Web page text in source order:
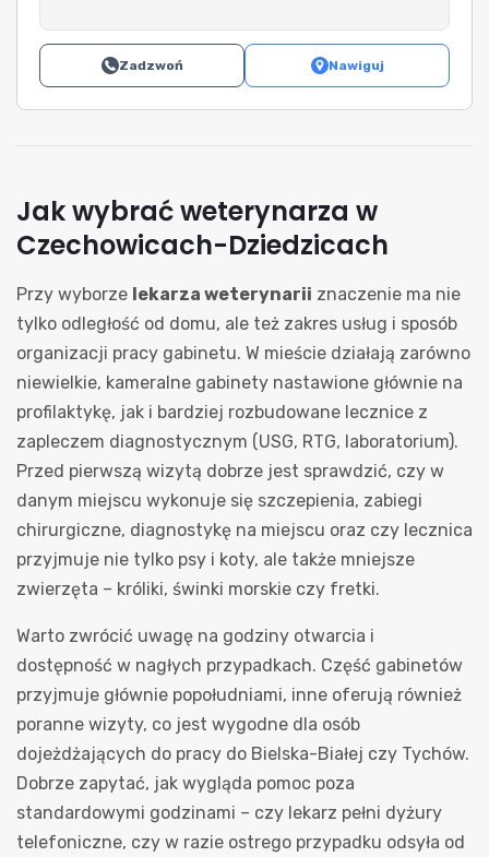
Zadzwoń Nawiguj
Jak wybrać weterynarza w
Czechowicach-Dziedzicach
Przy wyborze lekarza weterynarii znaczenie ma nie
tylko odległość od domu, ale też zakres usług i sposób
organizacji pracy gabinetu. W mieście działają zarówno
niewielkie, kameralne gabinety nastawione głównie na
profilaktykę, jak i bardziej rozbudowane lecznice z
zapleczem diagnostycznym (USG, RTG, laboratorium).
Przed pierwszą wizytą dobrze jest sprawdzić, czy w
danym miejscu wykonuje się szczepienia, zabiegi
chirurgiczne, diagnostykę na miejscu oraz czy lecznica
przyjmuje nie tylko psy i koty, ale także mniejsze
zwierzęta – króliki, świnki morskie czy fretki.
Warto zwrócić uwagę na godziny otwarcia i
dostępność w nagłych przypadkach. Część gabinetów
przyjmuje głównie popołudniami, inne oferują również
poranne wizyty, co jest wygodne dla osób
dojeżdżających do pracy do Bielska-Białej czy Tychów.
Dobrze zapytać, jak wygląda pomoc poza
standardowymi godzinami – czy lekarz pełni dyżury
telefoniczne, czy w razie ostrego przypadku odsyła od